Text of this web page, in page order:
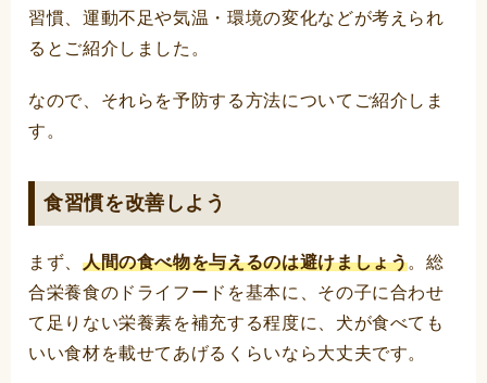
習慣、運動不足や気温・環境の変化などが考えられ
るとご紹介しました。
なので、それらを予防する方法についてご紹介しま
す。
食習慣を改善しよう
まず、 人間の食べ物を与えるのは避けましょう。総
合栄養食のドライフードを基本に、その子に合わせ
て足りない栄養素を補充する程度に、犬が食べても
いい食材を載せてあげるくらいなら大丈夫です。